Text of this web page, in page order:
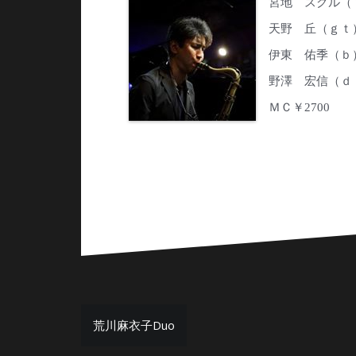
天野 丘（ｇｔ
伊東 佑季（ｂ
野澤 宏信（ｄ
ＭＣ￥2700
投
荒川麻衣子Duo